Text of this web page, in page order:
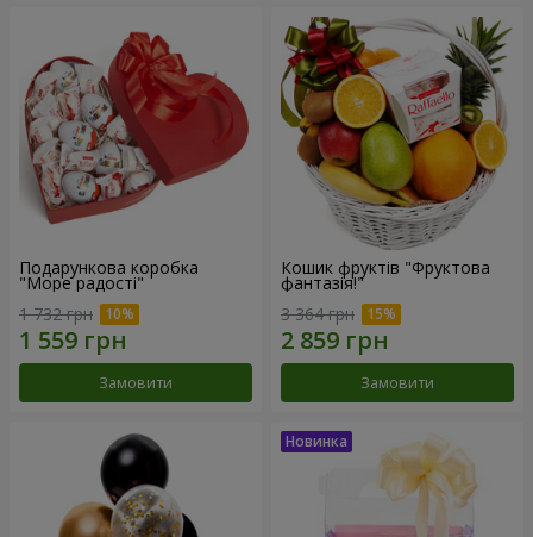
Подарункова коробка
"Море радості"
1 732 грн
Замовити
Кошик фруктів "Фруктова
фантазія!"
3 364 грн
Замовити